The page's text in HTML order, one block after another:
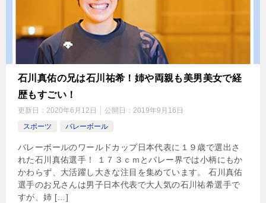
石川真佑の兄は石川祐希！姉や両親も美男美女で経
歴もすごい！
更新日： 2020年6月12日 公開日： 2019年9月16日
スポーツ
バレーボール
バレーボールのワールドカップ日本代表に１９歳で選出さ
れた石川真佑選手！ １７３ｃｍとバレー界では小柄にもか
かわらず、大活躍し大きな注目を集めています。 石川真佑
選手のお兄さんは男子日本代表で大人気の石川祐希選手で
すが、姉 […]